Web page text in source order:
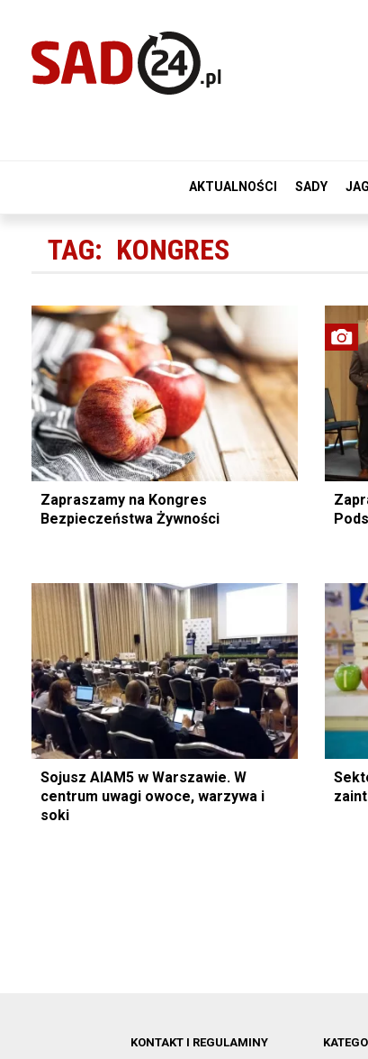
AKTUALNOŚCI SADY
TAG: KONGRES
Zapraszamy na Kongres
Bezpieczeństwa Żywności
Sojusz AIAM5 w Warszawie. W
centrum uwagi owoce, warzywa i
soki
KONTAKT I REGULAMINY